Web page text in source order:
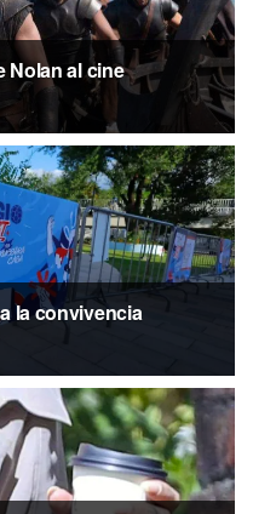
Nolan al cine
la convivencia